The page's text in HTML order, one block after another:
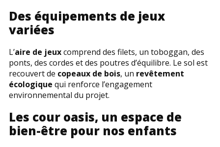
Des équipements de jeux
variées
L’aire de jeuxcomprend des filets, un toboggan, des
ponts, des cordes et des poutres d’équilibre. Le sol est
recouvert de copeaux de bois, un revêtement
écologique qui renforce l’engagement
environnemental du projet.
Les cour oasis, un espace de
bien-être pour nos enfants